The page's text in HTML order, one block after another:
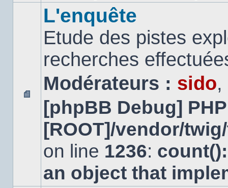
Aucun
message
non
L'enquête
Etude des pistes
recherches
Modérateurs : sido,
[phpBB Debug]
[ROOT]/vendor/
on line 1236:
an object that